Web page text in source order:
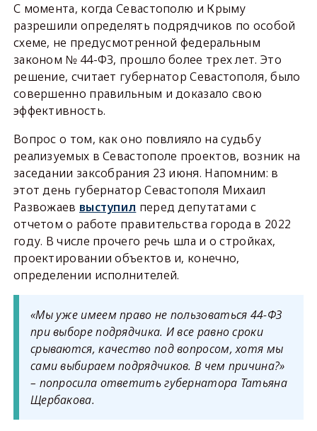
С момента, когда Севастополю и Крыму
разрешили определять подрядчиков по особой
схеме, не предусмотренной федеральным
законом № 44-ФЗ, прошло более трех лет. Это
решение, считает губернатор Севастополя, было
совершенно правильным и доказало свою
эффективность.
Вопрос о том, как оно повлияло на судьбу
реализуемых в Севастополе проектов, возник на
заседании заксобрания 23 июня. Напомним: в
этот день губернатор Севастополя Михаил
Развожаев выступил перед депутатами с
отчетом о работе правительства города в 2022
году. В числе прочего речь шла и о стройках,
проектировании объектов и, конечно,
определении исполнителей.
«Мы уже имеем право не пользоваться 44-ФЗ
при выборе подрядчика. И все равно сроки
срываются, качество под вопросом, хотя мы
сами выбираем подрядчиков. В чем причина?»
– попросила ответить губернатора Татьяна
Щербакова.